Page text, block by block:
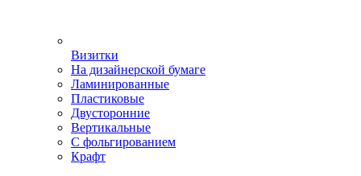
Визитки
На дизайнерской бумаге
Ламинированные
Пластиковые
Двусторонние
Вертикальные
С фольгированием
Крафт